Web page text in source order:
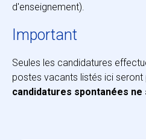
d'enseignement).
Important
Seules les candidatures
postes vacants listés ici
candidatures spontanées